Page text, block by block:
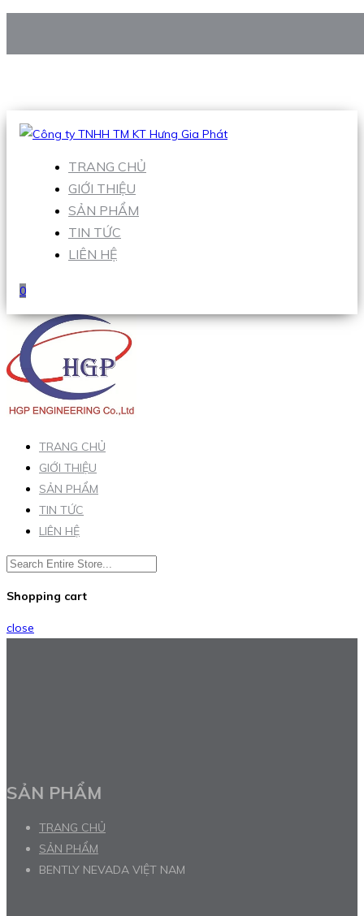
Hotline:0938 906 663
TRANG CHỦ
GIỚI THIỆU
SẢN PHẨM
TIN TỨC
LIÊN HỆ
0
TRANG CHỦ
GIỚI THIỆU
SẢN PHẨM
TIN TỨC
LIÊN HỆ
Shopping cart
close
SẢN PHẨM
TRANG CHỦ
SẢN PHẨM
BENTLY NEVADA VIỆT NAM